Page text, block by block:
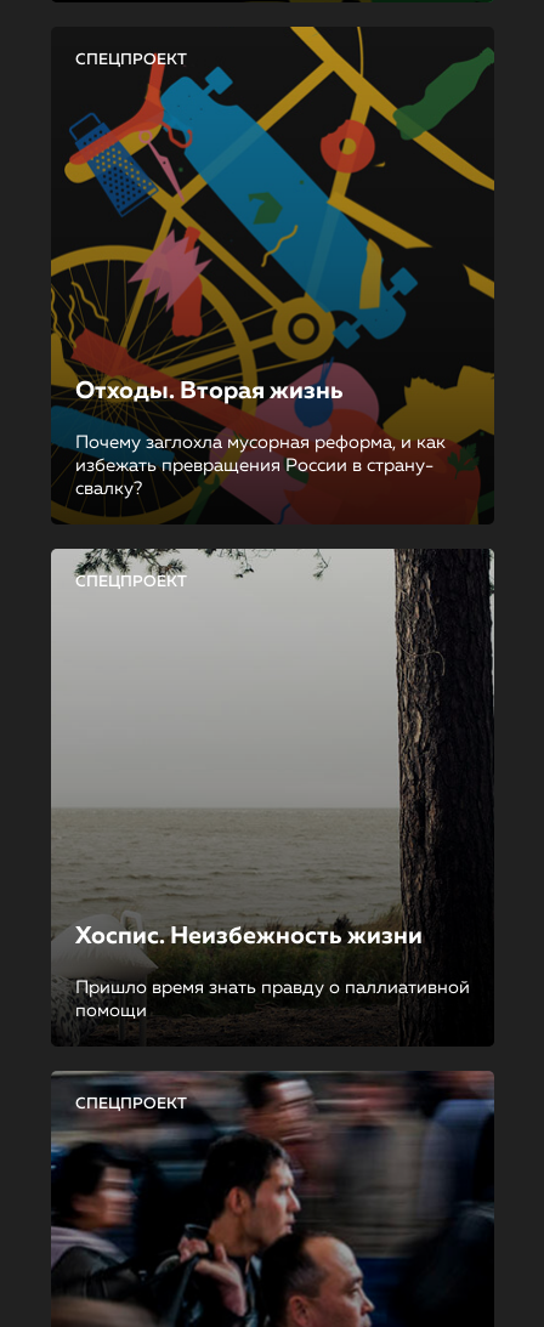
СПЕЦПРОЕКТ
Отходы. Вторая жизнь
Почему заглохла мусорная реформа, и как
избежать превращения России в страну-
свалку?
СПЕЦПРОЕКТ
Хоспис. Неизбежность жизни
Пришло время знать правду о паллиативной
помощи
СПЕЦПРОЕКТ